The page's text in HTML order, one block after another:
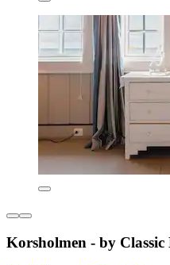
Korsholmen - by